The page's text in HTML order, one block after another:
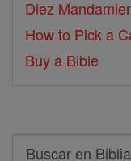
Diez
How to Pick a
Buy a Bible
Search